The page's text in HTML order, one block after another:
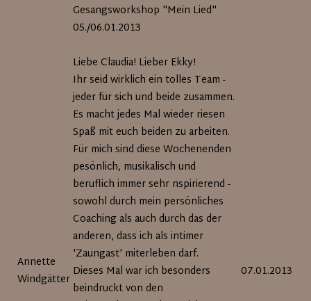
Annette
Windgätter
Gesangsworkshop "Mein Lied"
05./06.01.2013
Liebe Claudia! Lieber Ekky!
Ihr seid wirklich ein tolles Team -
jeder für sich und beide zusammen.
Es macht jedes Mal wieder riesen
Spaß mit euch beiden zu arbeiten.
Für mich sind diese Wochenenden
pesönlich, musikalisch und
beruflich immer sehr nspirierend -
sowohl durch mein persönliches
Coaching als auch durch das der
anderen, dass ich als intimer
'Zaungast' miterleben darf.
Dieses Mal war ich besonders
beindruckt von den
07.01.2013